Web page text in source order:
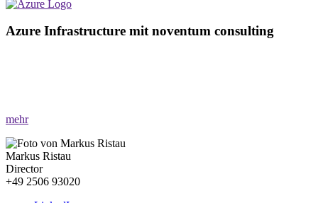
Azure Infrastructure mit noventum consulting
mehr
Markus Ristau
Director
+49 2506 93020